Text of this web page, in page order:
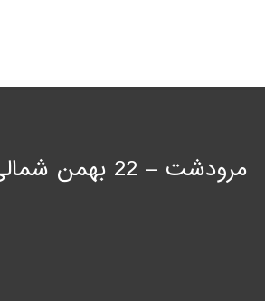
مرودشت – 22 بهمن شمالی